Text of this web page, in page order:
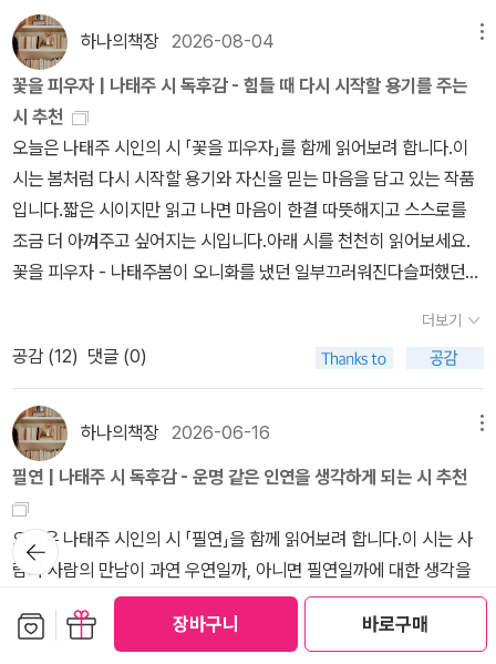
장바구니 바로구매
12일에 초판 1쇄가 발행되었는데약 두 달 만인 8월 18일에 초판 5쇄
가 인쇄되었다니!! 역시나 많은 사람들이 나태주 시인의 따뜻한 말씀
속에서 위로와 치유 받고 있음을 느낄 수 있었다. p.79 감정을 조절
하는 데 가장 좋은 방법은 시를 읽고, 시를 생각하고 가슴에 간직하는
일입니다. 아름다운 언어로 빚어진 시가 점점 더 좋아진다.나도 자주
시를 쓰고 싶다는 마음이 생긴다“너를 아끼며 살아라”라는 문장을 되
뇌며 지내던 어느 날, 문득 한 편의 시가 떠올랐다. <나를 보살피며
살자> 아이에게 맛있는 음식을 챙겨주듯나에게도 따뜻한 한 끼를
선물하자. 아이의 건강과 성장을 살피듯내 몸과 마음의 안녕도 살펴
도 바라보고, 보살피며 살아가자. 나태주 시인님께 특별한 의미가 있
는 책이,내게도 깊은 감사와 감동으로 다가왔다. 나뭇잎이 물드는
계절, 가을나태주 시인님의 시와 말씀으로 내 마음도 고요히 물들고
싶어진다. 🍀바쁜 일상 속에서 우리는 얼마나 자주 ‘나’를 잊고 살
아가는지 모릅니다.내 마음을 들여다보고, 조용히 돌보는 시간을 자
주 갖고 계신가요?스스로를 재촉하고, 지치게 만들고 있지는 않으신
가요. “당신은 소중한 사람입니다.”“너무 잘하려고 애쓰지 마세
요.”“우리 모두 행복한 사람이 됩시다.” 나태주 시인이 들려주는 가
장 소중한 말씀을 들어보세요.우리 모두는 소중하며 빛나는 존재임을
기억할 수 있게 해줄 거예요. ✉️헤스티아(@hestia_hotforever)
하나의책장2026-08-04
꽃을 피우자 | 나태주 시 독후감 - 힘들 때 다시 시작할 용기를 주는
시 추천
오늘은 나태주 시인의 시 「꽃을 피우자」를 함께 읽어보려 합니다.이
시는 봄처럼 다시 시작할 용기와 자신을 믿는 마음을 담고 있는 작품
입니다.짧은 시이지만 읽고 나면 마음이 한결 따뜻해지고 스스로를
조금 더 아껴주고 싶어지는 시입니다.아래 시를 천천히 읽어보세요.
꽃을 피우자 - 나태주봄이 오니화를 냈던 일부끄러워진다슬퍼했던
다나도 분명 꽃인데나만 그걸몰랐던 거다봄이다 이제너도 꽃을 피워
라.■ 해설 및 주제 분석이 시는 봄이라는 계절을 통해 사람의 마음에
도 새로운 변화가 찾아올 수 있음을 이야기하는 작품입니다.시의 앞
부분에서는 화를 냈던 일, 슬퍼했던 일, 미워했던 일을 하나씩 돌아보
는데 봄이 찾아오고 꽃이 피어나자 그동안 마음속에 품고 있던 감정
들이 자연스럽게 부끄럽고 미안하게 느껴짐을 알 수 있습니다.생각해
보면 계절은 변하지 않은 것 같지만 사실 변한 것은 풍경보다도 자신
의 마음입니다.특히 마지막 부분이 이 시의 핵심입니다.【나도 분명 꽃
인데 / 나만 그걸 몰랐던 거다】누구나 저마다의 꽃을 피울 수 있는 존
재이지만, 바쁜 일상과 반복되는 현실 속에서 그 사실을 잊고 살아갈
때가 많습니다.이 구절은 스스로의 가치를 잊고 살아가는 우리에게
더보기
공감 (12) 댓글 (0)
하나의책장2026-06-16
필연 | 나태주 시 독후감 - 운명 같은 인연을 생각하게 되는 시 추천
오늘은 나태주 시인의 시 「필연」을 함께 읽어보려 합니다.이 시는 사
람과 사람의 만남이 과연 우연일까, 아니면 필연일까에 대한 생각을
담고 있는 작품입니다.짧은 시이지만 인연의 의미를 다시 돌아보게
만드는 깊은 울림이 있습니다.아래 시를 천천히 읽어보세요.필연 - 나
뒤로가
기